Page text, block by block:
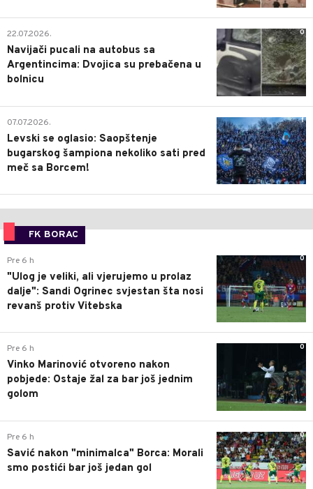
0
22.07.2026.
Navijači pucali na autobus sa
Argentincima: Dvojica su prebačena u
bolnicu
1
07.07.2026.
Levski se oglasio: Saopštenje
bugarskog šampiona nekoliko sati pred
meč sa Borcem!
FK BORAC
0
Pre 6 h
"Ulog je veliki, ali vjerujemo u prolaz
dalje": Sandi Ogrinec svjestan šta nosi
revanš protiv Vitebska
0
Pre 6 h
Vinko Marinović otvoreno nakon
pobjede: Ostaje žal za bar još jednim
golom
0
Pre 6 h
Savić nakon "minimalca" Borca: Morali
smo postići bar još jedan gol